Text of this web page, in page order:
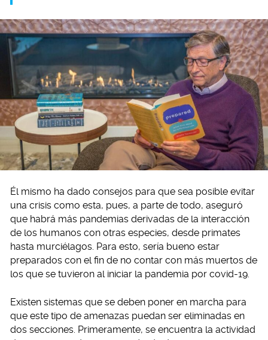
Él mismo ha dado consejos para que sea posible evitar
una crisis como esta, pues, a parte de todo, aseguró
que habrá más pandemias derivadas de la interacción
de los humanos con otras especies, desde primates
hasta murciélagos. Para esto, sería bueno estar
preparados con el fin de no contar con más muertos de
los que se tuvieron al iniciar la pandemia por covid-19.
Existen sistemas que se deben poner en marcha para
que este tipo de amenazas puedan ser eliminadas en
dos secciones. Primeramente, se encuentra la actividad